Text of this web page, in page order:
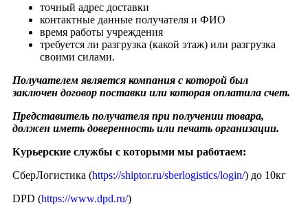
точный адрес доставки
контактные данные получателя и ФИО
время работы учреждения
требуется ли разгрузка (какой этаж) или разгрузка
своими силами.
Получателем является компания с которой был
заключен договор поставки или которая оплатила счет.
Представитель получателя при получении товара,
должен иметь доверенность или печать организации.
Курьерские службы с которыми мы работаем:
СберЛогистика (https://shiptor.ru/sberlogistics/login/) до 10кг
DPD (https://www.dpd.ru/)